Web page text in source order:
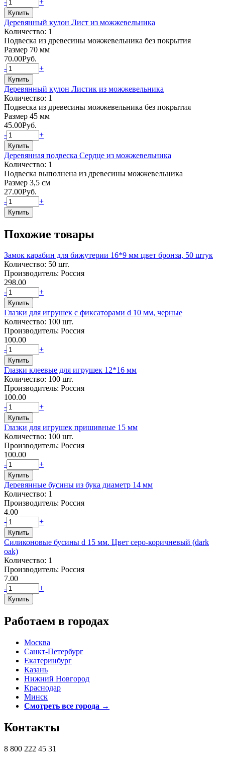
Деревянный кулон Лист из можжевельника
Количество: 1
Подвеска из древесины можжевельника без покрытия
Размер 70 мм
70.00Руб.
-
+
Деревянный кулон Листик из можжевельника
Количество: 1
Подвеска из древесины можжевельника без покрытия
Размер 45 мм
45.00Руб.
-
+
Деревянная подвеска Сердце из можжевельника
Количество: 1
Подвеска выполнена из древесины можжевельника
Размер 3,5 см
27.00Руб.
-
+
Похожие товары
Замок карабин для бижутерии 16*9 мм цвет бронза, 50 штук
Количество: 50 шт.
Производитель: Россия
298.00
-
+
Глазки для игрушек с фиксаторами d 10 мм, черные
Количество: 100 шт.
Производитель: Россия
100.00
-
+
Глазки клеевые для игрушек 12*16 мм
Количество: 100 шт.
Производитель: Россия
100.00
-
+
Глазки для игрушек пришивные 15 мм
Количество: 100 шт.
Производитель: Россия
100.00
-
+
Деревянные бусины из бука диаметр 14 мм
Количество: 1
Производитель: Россия
4.00
-
+
Силиконовые бусины d 15 мм. Цвет серо-коричневый (dark
oak)
Количество: 1
Производитель: Россия
7.00
-
+
Работаем в городах
Москва
Санкт-Петербург
Екатеринбург
Казань
Нижний Новгород
Краснодар
Минск
Смотреть все города →
Контакты
8 800 222 45 31